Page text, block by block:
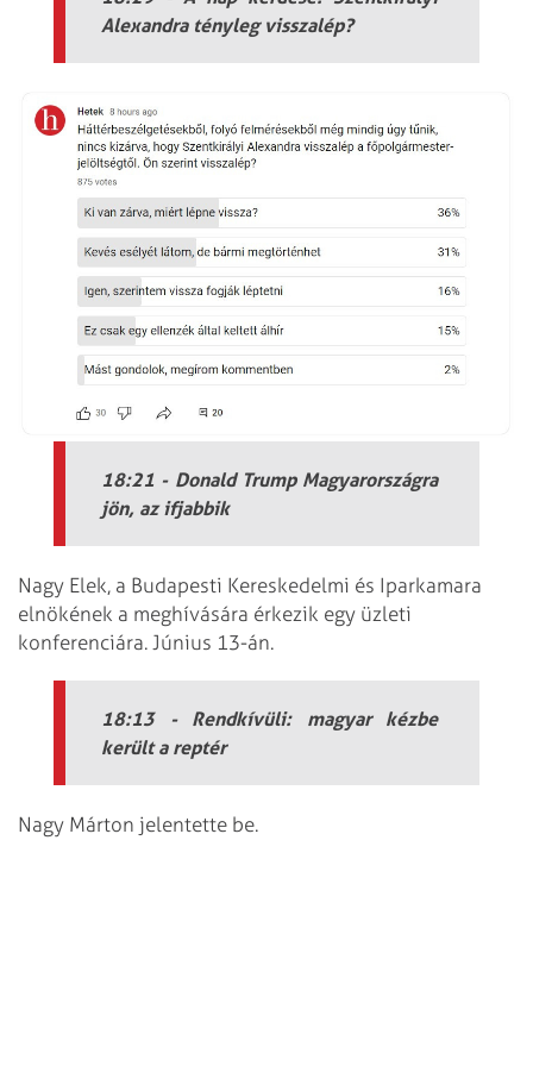
Alexandra tényleg visszalép?
18:21 - Donald Trump Magyarországra
jön, az ifjabbik
Nagy Elek, a Budapesti Kereskedelmi és Iparkamara
elnökének a meghívására érkezik egy üzleti
konferenciára. Június 13-án.
18:13 - Rendkívüli: magyar kézbe
került a reptér
Nagy Márton jelentette be.